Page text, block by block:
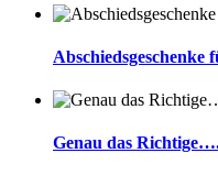
Genau das